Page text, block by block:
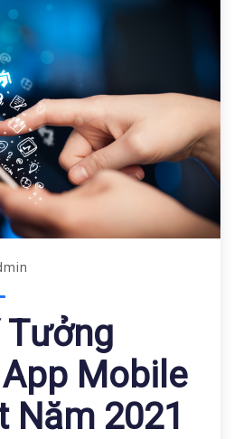
Tưởng
Mobile
Năm 2021